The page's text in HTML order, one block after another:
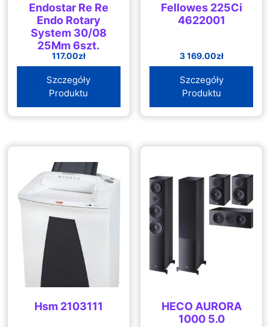
Endostar Re Re
Endo Rotary
System 30/08
25Mm 6szt.
117.00zł
Szczegóły
Produktu
Fellowes 225Ci
4622001
3 169.00zł
Szczegóły
Produktu
Hsm 2103111
HECO AURORA
1000 5.0